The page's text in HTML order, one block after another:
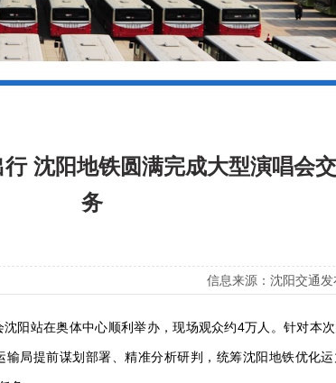
沈阳地铁圆满完成大型演唱会
务
信息来源：沈阳交通
阳站在奥体中心顺利举办，现场观众约4万人。针对本
局提前谋划部署、精准分析研判，统筹沈阳地铁优化